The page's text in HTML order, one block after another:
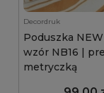
Decordruk
Poduszka
wzór NB16 |
metryczką